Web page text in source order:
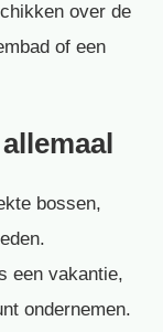
over de
of een
bossen,
een vakantie,
ondernemen.